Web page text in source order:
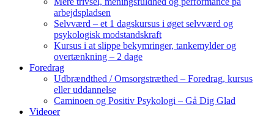
arbejdspladsen
Selvværd – et 1 dagskursus i øget selvværd og
psykologisk modstandskraft
Kursus i at slippe bekymringer, tankemylder og
overtænkning – 2 dage
Foredrag
Udbrændthed / Omsorgstræthed – Foredrag, kursus
eller uddannelse
Caminoen og Positiv Psykologi – Gå Dig Glad
Videoer